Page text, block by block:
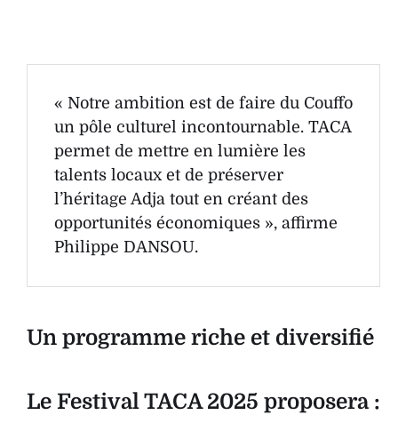
« Notre ambition est de faire du Couffo
un pôle culturel incontournable. TACA
permet de mettre en lumière les
talents locaux et de préserver
l’héritage Adja tout en créant des
opportunités économiques », affirme
Philippe DANSOU.
Un programme riche et diversifié
Le Festival TACA 2025 proposera :